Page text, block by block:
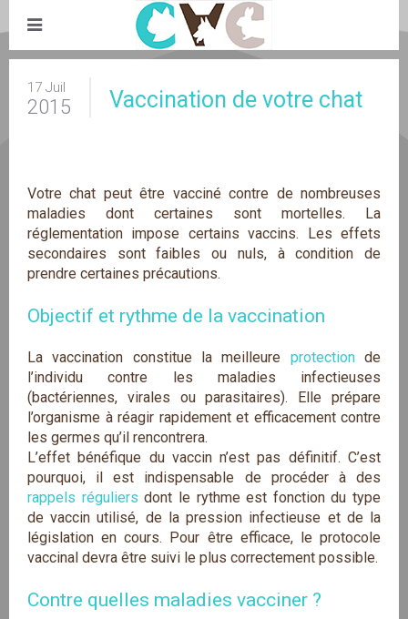
17 Juil
2015 Vaccination de votre chat
Votre chat peut être vacciné contre de nombreuses
maladies dont certaines sont mortelles. La
réglementation impose certains vaccins. Les effets
secondaires sont faibles ou nuls, à condition de
prendre certaines précautions.
Objectif et rythme de la vaccination
La vaccination constitue la meilleure protectionde
l’individu contre les maladies infectieuses
(bactériennes, virales ou parasitaires). Elle prépare
l’organisme à réagir rapidement et efficacement contre
les germes qu’il rencontrera.
L’effet bénéfique du vaccin n’est pas définitif. C’est
pourquoi, il est indispensable de procéder à des
rappels réguliers dont le rythme est fonction du type
de vaccin utilisé, de la pression infectieuse et de la
législation en cours. Pour être efficace, le protocole
vaccinal devra être suivi le plus correctement possible.
Contre quelles maladies vacciner ?